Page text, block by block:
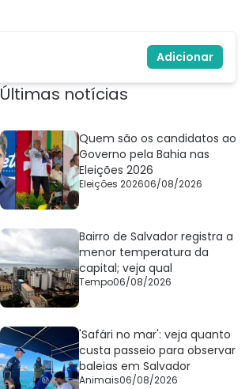
Adicionar
Últimas notícias
Quem são os candidatos ao
Governo pela Bahia nas
Eleições 2026
Eleições 202606/08/2026
Bairro de Salvador registra a
menor temperatura da
capital; veja qual
Tempo06/08/2026
'Safári no mar': veja quanto
custa passeio para observar
baleias em Salvador
Animais06/08/2026